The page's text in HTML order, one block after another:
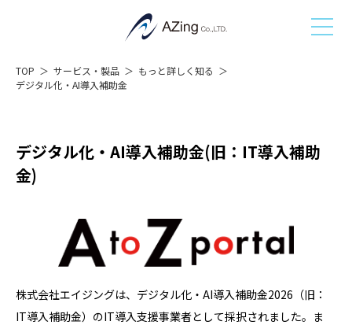
TOP サービス・製品
もっと詳しく知る
デジタル化・AI導入補助金
デジタル化・AI導入補助金(旧：IT導入補助
金)
株式会社エイジングは、デジタル化・AI導入補助金2026（旧：
IT導入補助金）のIT導入支援事業者として採択されました。ま